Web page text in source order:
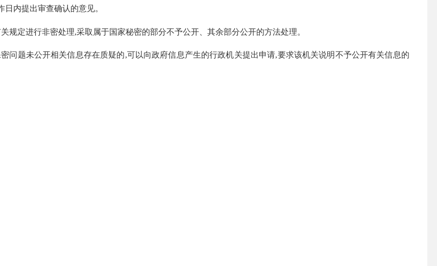
日内提出审查确认的意见。
规定进行非密处理,采取属于国家秘密的部分不予公开、其余部分公开的方法处理。
问题未公开相关信息存在质疑的,可以向政府信息产生的行政机关提出申请,要求该机关说明不予公开有关信息的